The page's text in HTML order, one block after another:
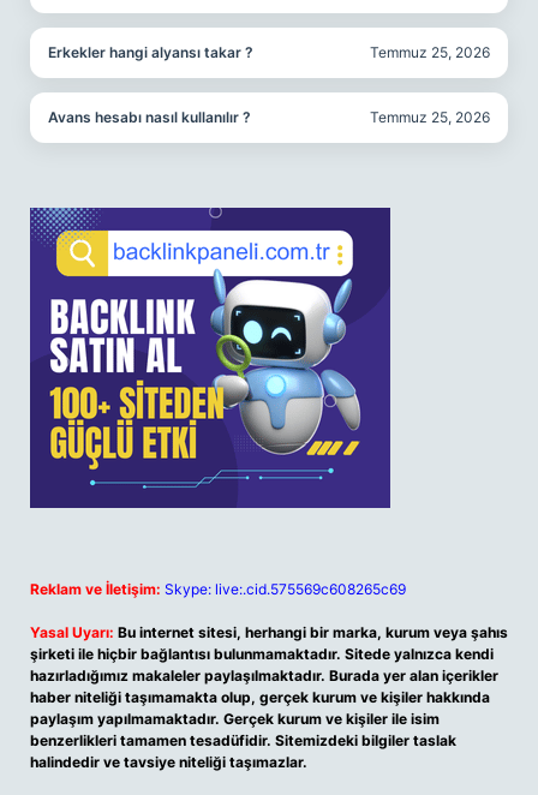
Erkekler hangi alyansı takar ? Temmuz 25, 2026
Avans hesabı nasıl kullanılır ? Temmuz 25, 2026
Reklam ve İletişim: Skype: live:.cid.575569c608265c69
Yasal Uyarı: Bu internet sitesi, herhangi bir marka, kurum veya şahıs
şirketi ile hiçbir bağlantısı bulunmamaktadır. Sitede yalnızca kendi
hazırladığımız makaleler paylaşılmaktadır. Burada yer alan içerikler
haber niteliği taşımamakta olup, gerçek kurum ve kişiler hakkında
paylaşım yapılmamaktadır. Gerçek kurum ve kişiler ile isim
benzerlikleri tamamen tesadüfidir. Sitemizdeki bilgiler taslak
halindedir ve tavsiye niteliği taşımazlar.